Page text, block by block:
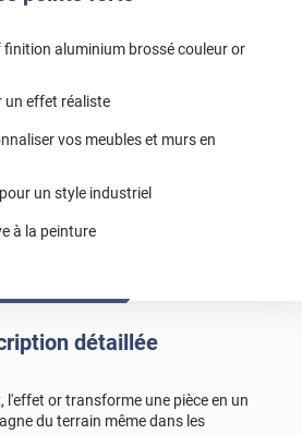
finition aluminium brossé couleur or
un effet réaliste
vos meubles et murs en
un style industriel
à la peinture
détaillée
l'effet or transforme une pièce en un
du terrain même dans les